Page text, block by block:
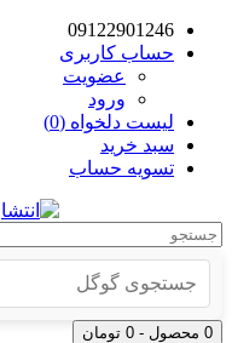
09122901246
حساب کاربری
عضویت
ورود
لیست دلخواه (0)
سبد خرید
تسویه حساب
0 محصول - 0 تومان